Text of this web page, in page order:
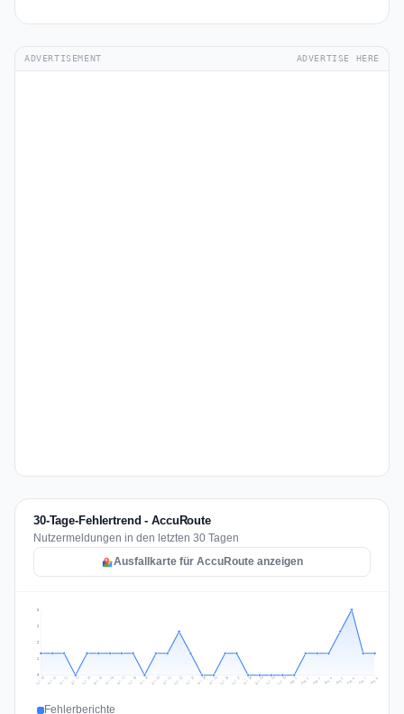
ADVERTISEMENT ADVERTISE HERE
30-Tage-Fehlertrend - AccuRoute
Nutzermeldungen in den letzten 30 Tagen
Ausfallkarte für AccuRoute anzeigen
1
2
2
3
Jul 10 Jul 11 Jul 12 Jul 13 Jul 14 Jul 15 Jul 16 Jul 17 Jul 18 Jul 19 Jul 20 Jul 21 Jul 22 Jul 23 Jul 24 Jul 25 Jul 26 Jul 27 Jul 28 Jul 29 Jul 30 Jul 31 Aug 1 Aug 2 Aug 3 Aug 4 Aug 5 Aug 6 Aug 7 Aug 8
Fehlerberichte